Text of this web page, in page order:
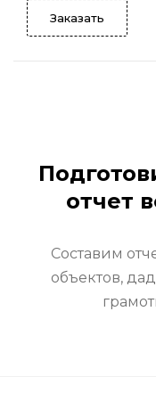
Заказать
отчет
Составим
объектов,